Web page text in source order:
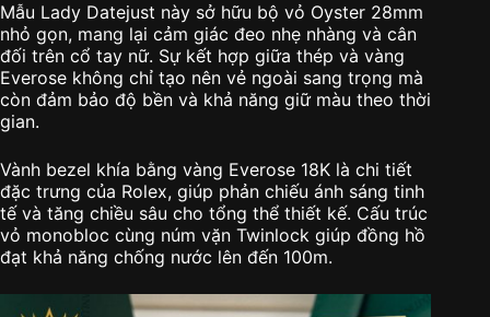
Mẫu Lady Datejust này sở hữu bộ vỏ Oyster 28mm
nhỏ gọn, mang lại cảm giác đeo nhẹ nhàng và cân
đối trên cổ tay nữ. Sự kết hợp giữa thép và vàng
Everose không chỉ tạo nên vẻ ngoài sang trọng mà
còn đảm bảo độ bền và khả năng giữ màu theo thời
gian.
Vành bezel khía bằng vàng Everose 18K là chi tiết
đặc trưng của Rolex, giúp phản chiếu ánh sáng tinh
tế và tăng chiều sâu cho tổng thể thiết kế. Cấu trúc
vỏ monobloc cùng núm vặn Twinlock giúp đồng hồ
đạt khả năng chống nước lên đến 100m.